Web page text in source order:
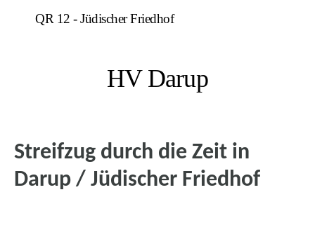
QR 12 - Jüdischer Friedhof
HV Darup
Streifzug durch die Zeit in
Darup / Jüdischer Friedhof